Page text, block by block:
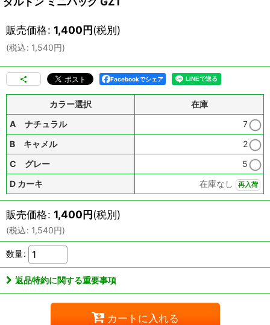
販売価格: 1,400円(税別)
(税込: 1,540円)
Facebookでシェア
カラー選択
在庫
A ナチュラル
7
B キャメル
2
C グレー
5
D カーキ
在庫なし 再入荷
販売価格: 1,400円(税別)
(税込: 1,540円)
数量:
返品特約に関する重要事項
カートに入れる